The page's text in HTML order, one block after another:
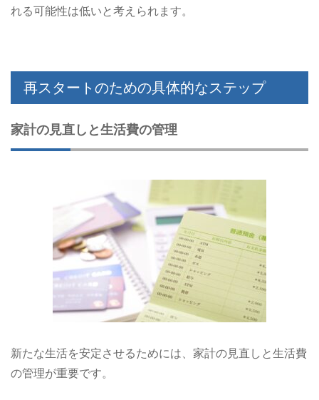
れる可能性は低いと考えられます。​
再スタートのための具体的なステップ
家計の見直しと生活費の管理
新たな生活を安定させるためには、家計の見直しと生活費
の管理が重要です。